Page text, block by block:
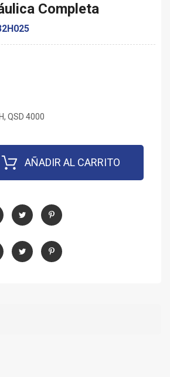
Completa
QSD 4000
AÑADIR AL CARRITO
Tuitear Pinterest
Tuitear Pinterest